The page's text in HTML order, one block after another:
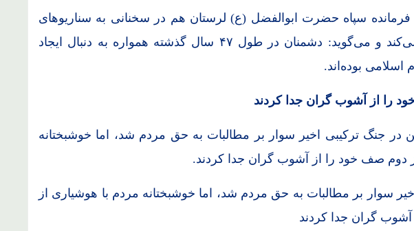
فرمانده سپاه حضرت ابوالفضل (ع) لرستان هم در سخنانی به سناریوهای
مختلف دشمن اشاره می‌کند و می‌گوید: دشمنان در طول ۴۷ سال گذشته همواره به دنبال ایجاد
بوده‌اند.
را از آشوب گران جدا کردند
جنگ ترکیبی اخیر سوار بر مطالبات به حق مردم شد، اما خوشبختانه
دوم صف خود را از آشوب گران جدا کردند.
سوار بر مطالبات به حق مردم شد، اما خوشبختانه مردم با هوشیاری از
گران جدا کردند